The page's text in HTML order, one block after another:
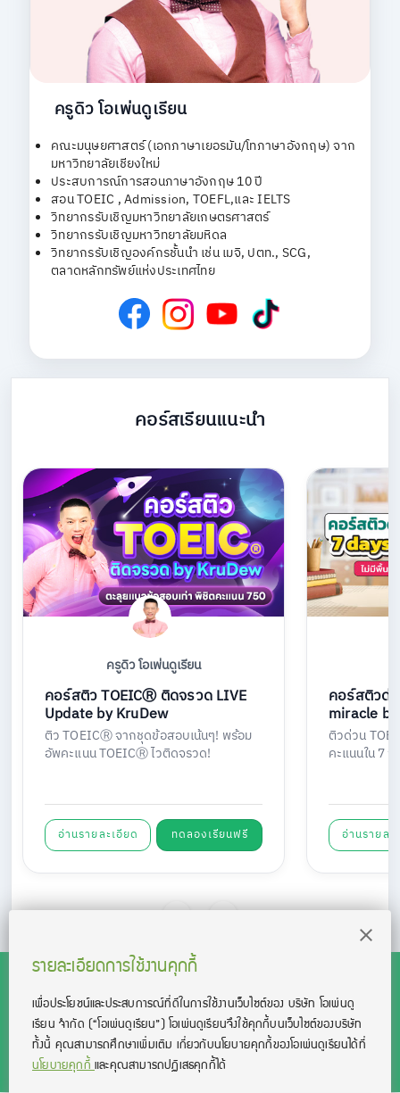
ครูดิว โอเพ่นดูเรียน
คณะมนุษยศาสตร์ (เอกภาษาเยอรมัน/โทภาษาอังกฤษ) จาก
มหาวิทยาลัยเชียงใหม่
ประสบการณ์การสอนภาษาอังกฤษ 10 ปี
สอน TOEIC , Admission, TOEFL,และ IELTS
วิทยากรรับเชิญมหาวิทยาลัยเกษตรศาสตร์
วิทยากรรับเชิญมหาวิทยาลัยมหิดล
วิทยากรรับเชิญองค์กรชั้นนำ เช่น เมจิ, ปตท., SCG,
ตลาดหลักทรัพย์แห่งประเทศไทย
คอร์สเรียนแนะนำ
ครูดิว โอเพ่นดูเรียน
คอร์สติว TOEICⓇ ติดจรวด LIVE
Update by KruDew
ติว TOEICⓇ จากชุดข้อสอบเน้นๆ! พร้อม
อัพคะแนน TOEICⓇ ไวติดจรวด!
อ่านรายละเอียด ทดลองเรียนฟรี
คอร์สติวด่
miracle
ติวด่วน
คะแนนใน 7
อ่านรายละ
สงวนลิขสิทธิ์โดย บริษัท โอเพ่นดูเรียน จำกัด 2021 ©︎ OpenDurian
Co., Ltd.
TOEIC® and TOEFL® are registered trademarks of Educational Testing
รายละเอียดการใช้งานคุกกี้
เพื่อประโยชน์และประสบการณ์ที่ดีในการใช้งานเว็บไซต์ของ บริษัท โอเพ่นดู
เรียน จํากัด (“โอเพ่นดูเรียน”)โอเพ่นดูเรียนจึงใช้คุกกี้บนเว็บไซต์ของบริษัท
ทั้งนี้ คุณสามารถศึกษาเพิ่มเติม เกี่ยวกับนโยบายคุกกี้ของโอเพ่นดูเรียนได้ที่
นโยบายคุกกี้และคุณสามารถปฏิเสธคุกกี้ได้